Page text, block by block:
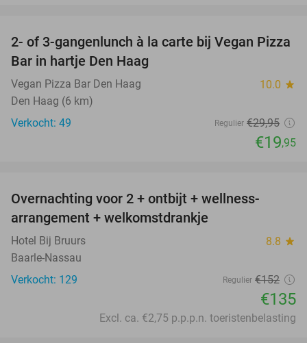
33%
2- of 3-gangenlunch à la carte bij Vegan Pizza
Bar in hartje Den Haag
Vegan Pizza Bar Den Haag 10.0 star
Den Haag (6 km)
Verkocht: 49
Regulier €29,95
€19,95
Overnachting voor 2 + ontbijt + wellness-
arrangement + welkomstdrankje
Hotel Bij Bruurs 8.8 star
Baarle-Nassau
Verkocht: 129
Regulier €152
€135
Excl. ca. €2,75 p.p.p.n. toeristenbelasting